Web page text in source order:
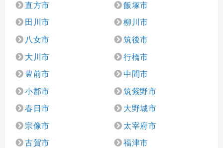
直方市 飯塚市
田川市 柳川市
八女市 筑後市
大川市 行橋市
豊前市 中間市
小郡市 筑紫野市
春日市 大野城市
宗像市 太宰府市
古賀市 福津市